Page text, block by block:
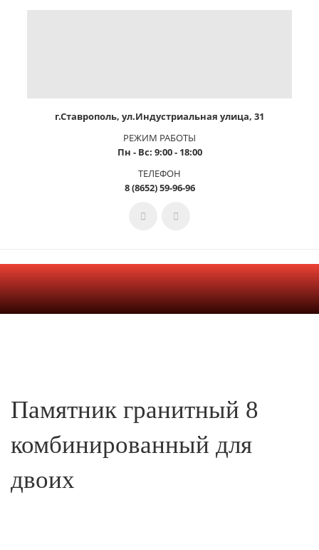
г.Ставрополь, ул.Индустриальная улица, 31
РЕЖИМ РАБОТЫ
Пн - Вс: 9:00 - 18:00
ТЕЛЕФОН
8 (8652) 59-96-96
Памятник гранитный 8
комбинированный для
двоих